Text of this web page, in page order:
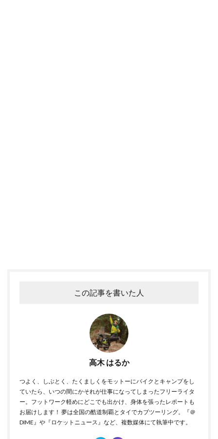
この記事を書いた人
高木 はるか
つよく、しぶとく、たくましくをモットーにバイクとキャンプをし
ていたら、いつの間にかそれが仕事になってしまったフリーライタ
ー。フットワーク軽めにどこでも出かけ、身体を張ったレポートも
お届けします！ 夢は全国の酷道制覇とタイでカブツーリング。『＠
DIME』や『ロケットニュース』など、複数媒体にて執筆中です。